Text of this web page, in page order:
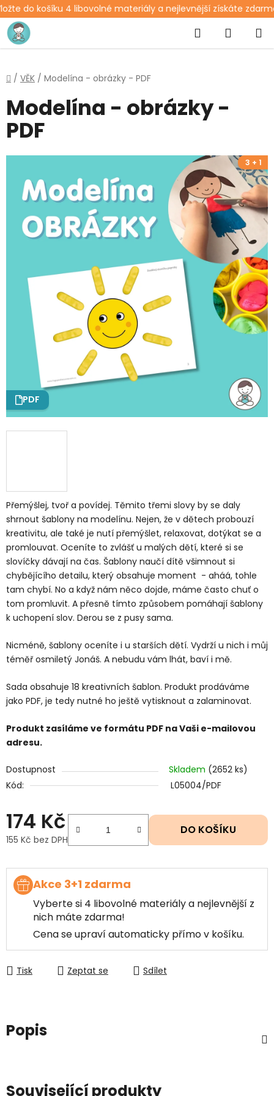
do košíku 4 libovolné materiály a nejlevnější získáte
Přejít
na
obsah
Hledat
KOŠÍK
Domů
/ VĚK / Modelína - obrázky - PDF
Přemýšlej, tvoř a povídej. Těmito třemi slovy by se daly
shrnout šablony na modelínu. Nejen, že v dětech probouzí
kreativitu, ale také je nutí přemýšlet, relaxovat, dotýkat se a
promlouvat. Oceníte to zvlášť u malých dětí, které si se
slovíčky dávají na čas. Šablony naučí dítě všimnout si
chybějícího detailu, který obsahuje moment - aháá, tohle
tam chybí. No a když nám něco dojde, máme často chuť o
tom promluvit. A přesně tímto způsobem pomáhají šablony
k uchopení slov. Derou se z pusy sama.
Nicméně, šablony oceníte i u starších dětí. Vydrží u nich i můj
téměř osmiletý Jonáš. A nebudu vám lhát, baví i mě.
Sada obsahuje 18 kreativních šablon. Produkt prodáváme
jako PDF, je tedy nutné ho ještě vytisknout a zalaminovat.
Produkt zasíláme ve formátu PDF na Vaši e-mailovou
adresu.
Dostupnost Skladem (2652 ks)
Kód:
L05004/PDF
174 Kč
155 Kč bez DPH
DO KOŠÍKU
Akce 3+1 zdarma
Vyberte si 4 libovolné materiály a nejlevnější z
nich máte zdarma!
Cena se upraví automaticky přímo v košíku.
Tisk Zeptat se Sdílet
Modelína - obrázky -
PDF
3 + 1
PDF
Popis
Související produkty